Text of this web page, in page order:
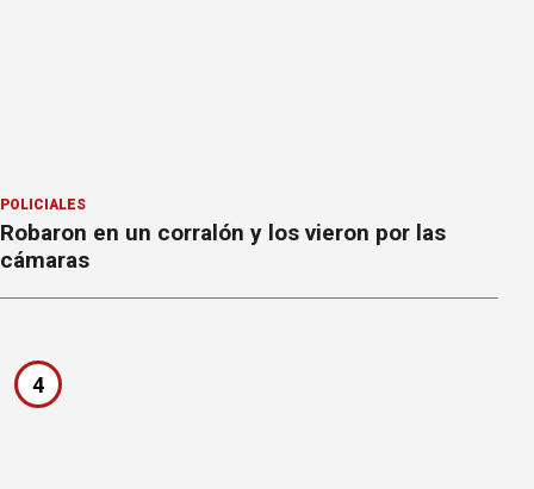
POLICIALES
Robaron en un corralón y los vieron por las
cámaras
4